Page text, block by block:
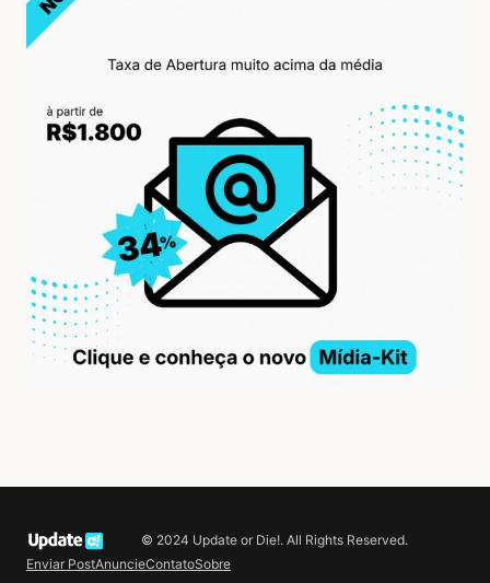
© 2024 Update or Die!. All Rights Reserved.
Enviar PostAnuncieContatoSobre